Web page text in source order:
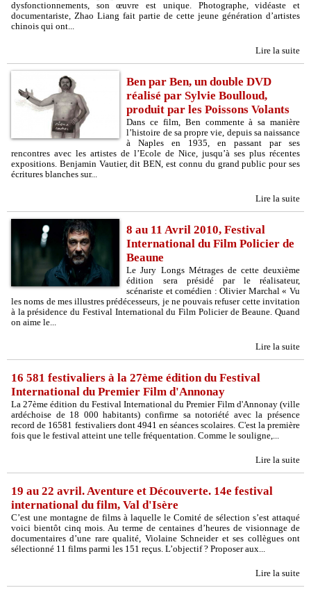
dysfonctionnements, son œuvre est unique. Photographe, vidéaste et
documentariste, Zhao Liang fait partie de cette jeune génération d’artistes
chinois qui ont...
Lire la suite
Ben par Ben, un double DVD
réalisé par Sylvie Boulloud,
produit par les Poissons Volants
Dans ce film, Ben commente à sa manière
l’histoire de sa propre vie, depuis sa naissance
à Naples en 1935, en passant par ses
rencontres avec les artistes de l’Ecole de Nice, jusqu’à ses plus récentes
expositions. Benjamin Vautier, dit BEN, est connu du grand public pour ses
écritures blanches sur...
Lire la suite
8 au 11 Avril 2010, Festival
International du Film Policier de
Beaune
Le Jury Longs Métrages de cette deuxième
édition sera présidé par le réalisateur,
scénariste et comédien : Olivier Marchal « Vu
les noms de mes illustres prédécesseurs, je ne pouvais refuser cette invitation
à la présidence du Festival International du Film Policier de Beaune. Quand
on aime le...
Lire la suite
16 581 festivaliers à la 27ème édition du Festival
International du Premier Film d'Annonay
La 27ème édition du Festival International du Premier Film d'Annonay (ville
ardéchoise de 18 000 habitants) confirme sa notoriété avec la présence
record de 16581 festivaliers dont 4941 en séances scolaires. C'est la première
fois que le festival atteint une telle fréquentation. Comme le souligne,...
Lire la suite
19 au 22 avril. Aventure et Découverte. 14e festival
international du film, Val d'Isère
C’est une montagne de films à laquelle le Comité de sélection s’est attaqué
voici bientôt cinq mois. Au terme de centaines d’heures de visionnage de
documentaires d’une rare qualité, Violaine Schneider et ses collègues ont
sélectionné 11 films parmi les 151 reçus. L’objectif ? Proposer aux...
Lire la suite